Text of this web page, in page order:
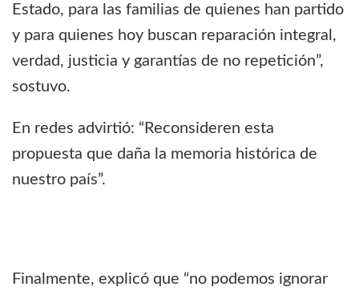
Estado, para las familias de quienes han partido
y para quienes hoy buscan reparación integral,
verdad, justicia y garantías de no repetición”,
sostuvo.
En redes advirtió: “Reconsideren esta
propuesta que daña la memoria histórica de
nuestro país”.
Finalmente, explicó que “no podemos ignorar